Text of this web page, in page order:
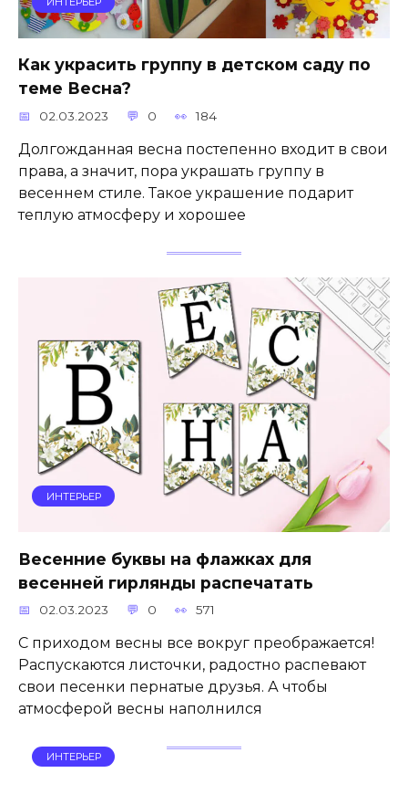
Как украсить группу в детском саду по
теме Весна?
02.03.2023 0 184
Долгожданная весна постепенно входит в свои
права, а значит, пора украшать группу в
весеннем стиле. Такое украшение подарит
теплую атмосферу и хорошее
ИНТЕРЬЕР
Весенние буквы на флажках для
весенней гирлянды распечатать
02.03.2023 0 571
С приходом весны все вокруг преображается!
Распускаются листочки, радостно распевают
свои песенки пернатые друзья. А чтобы
атмосферой весны наполнился
ИНТЕРЬЕР